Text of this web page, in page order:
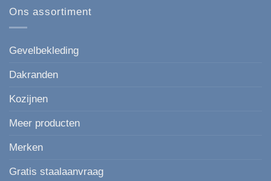
de
voor
elke
gevelbekleding
in
Ons assortiment
Gevelbekleding
Dakranden
Kozijnen
Meer producten
Merken
Gratis staalaanvraag